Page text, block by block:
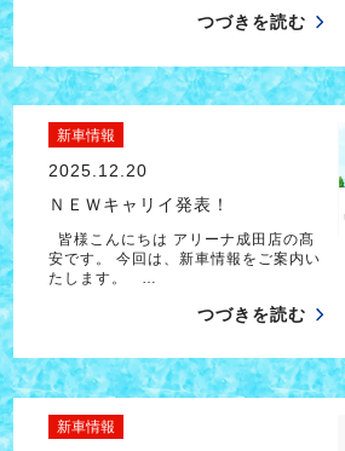
つづきを読む
新車情報
2025.12.20
ＮＥＷキャリイ発表！
皆様こんにちは アリーナ成田店の髙
安です。 今回は、新車情報をご案内い
たします。 …
つづきを読む
新車情報